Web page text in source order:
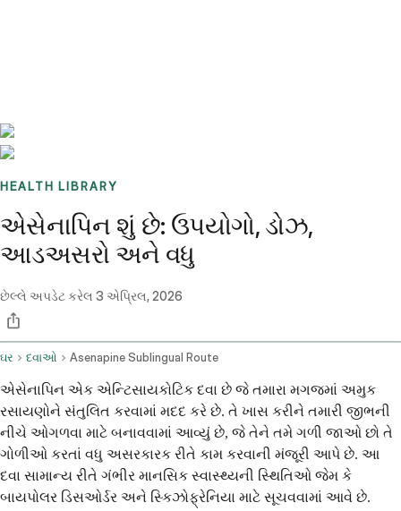
HEALTH LIBRARY
એસેનાપિન શું છે: ઉપયોગો, ડોઝ,
આડઅસરો અને વધુ
છેલ્લે અપડેટ કરેલ 3 એપ્રિલ, 2026
ઘર દવાઓ Asenapine Sublingual Route
એસેનાપિન એક એન્ટિસાયકોટિક દવા છે જે તમારા મગજમાં અમુક
રસાયણોને સંતુલિત કરવામાં મદદ કરે છે. તે ખાસ કરીને તમારી જીભની
નીચે ઓગળવા માટે બનાવવામાં આવ્યું છે, જે તેને તમે ગળી જાઓ છો તે
ગોળીઓ કરતાં વધુ અસરકારક રીતે કામ કરવાની મંજૂરી આપે છે. આ
દવા સામાન્ય રીતે ગંભીર માનસિક સ્વાસ્થ્યની સ્થિતિઓ જેમ કે
બાયપોલર ડિસઓર્ડર અને સ્કિઝોફ્રેનિયા માટે સૂચવવામાં આવે છે.